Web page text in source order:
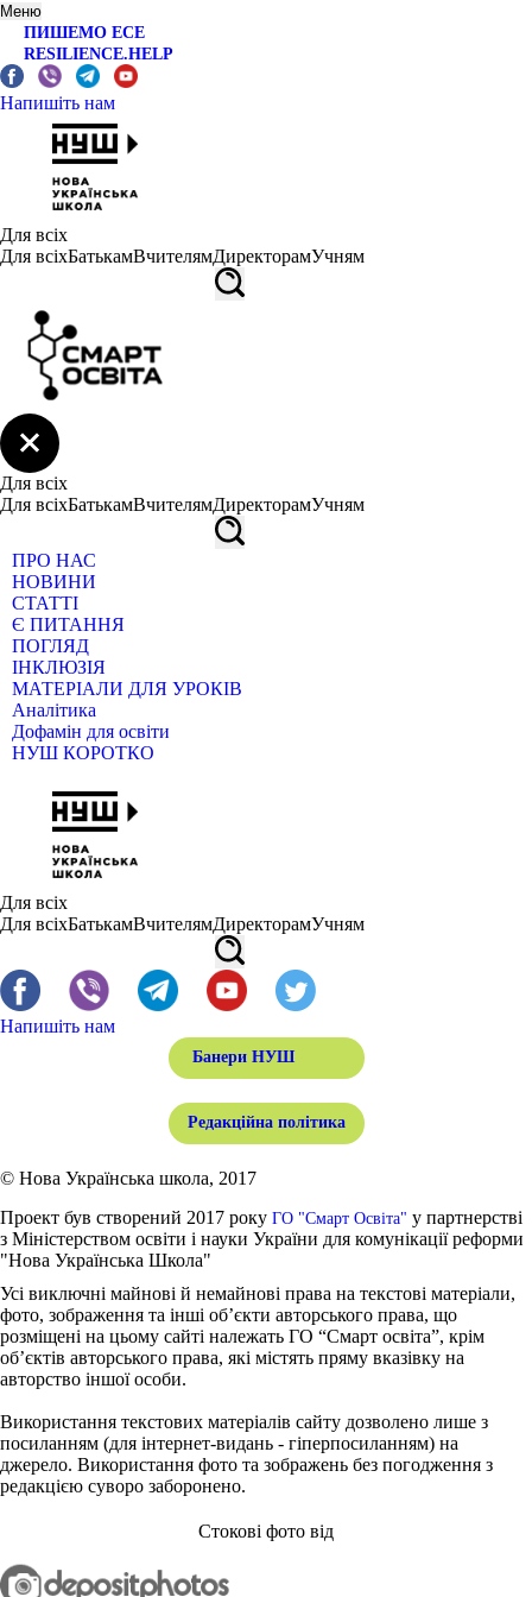
Меню
ПИШЕМО ЕСЕ
RESILIENCE.HELP
Напишіть нам
Для всіх
Для всіхБатькамВчителямДиректорамУчням
Для всіх
Для всіхБатькамВчителямДиректорамУчням
ПРО НАС
НОВИНИ
СТАТТІ
Є ПИТАННЯ
ПОГЛЯД
ІНКЛЮЗІЯ
МАТЕРІАЛИ ДЛЯ УРОКІВ
Аналітика
Дофамін для освіти
НУШ КОРОТКО
Для всіх
Для всіхБатькамВчителямДиректорамУчням
Напишіть нам
Банери НУШ
Редакційна політика
© Нова Українська школа, 2017
Проект був створений 2017 року ГО "Смарт Освіта" у партнерстві
з Міністерством освіти і науки України для комунікації реформи
"Нова Українська Школа"
Усі виключні майнові й немайнові права на текстові матеріали,
фото, зображення та інші об’єкти авторського права, що
розміщені на цьому сайті належать ГО “Смарт освіта”, крім
об’єктів авторського права, які містять пряму вказівку на
авторство іншої особи.
Використання текстових матеріалів сайту дозволено лише з
посиланням (для інтернет-видань - гіперпосиланням) на
джерело. Використання фото та зображень без погодження з
редакцією суворо заборонено.
Стокові фото від